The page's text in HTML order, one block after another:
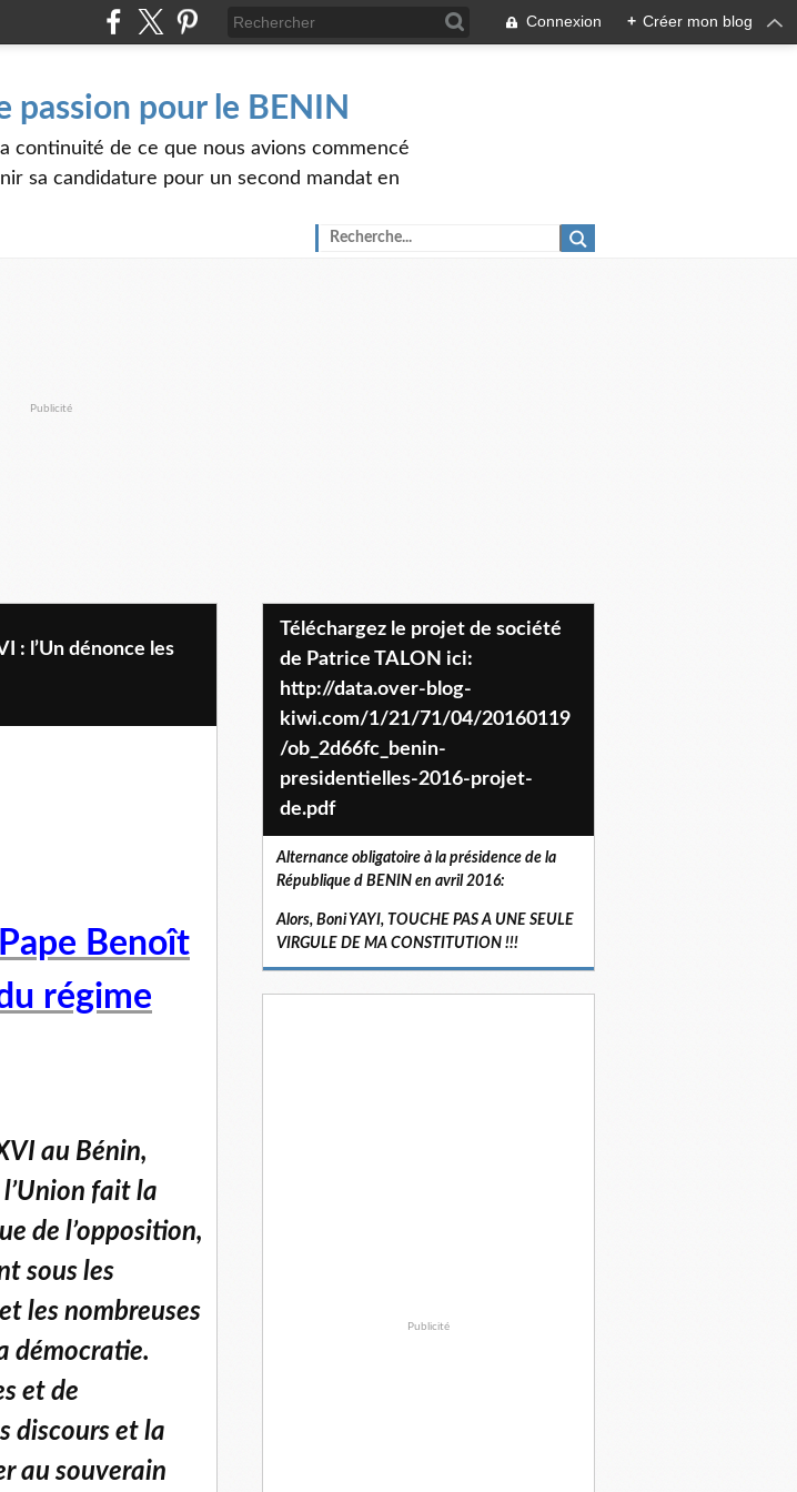
Connexion + Créer mon blog
passion pour le BENIN
continuité de ce que nous avions commencé
sa candidature pour un second mandat en
Publicité
: l’Un dénonce les
Benoît
régime
au Bénin,
fait la
de l’opposition,
sous les
les nombreuses
démocratie.
et de
discours et la
au souverain
Téléchargez le projet de société
de Patrice TALON ici:
http://data.over-blog-
kiwi.com/1/21/71/04/20160119
/ob_2d66fc_benin-
presidentielles-2016-projet-
de.pdf
Alternance obligatoire à la présidence de la
République d BENIN en avril 2016:
Alors, Boni YAYI, TOUCHE PAS A UNE SEULE
VIRGULE DE MA CONSTITUTION !!!
Publicité